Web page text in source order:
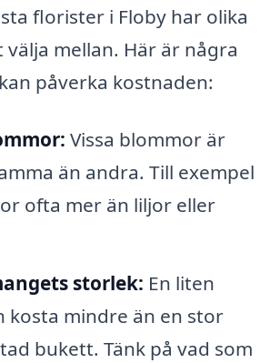
florister i Floby har olika
mellan. Här är några
påverka kostnaden:
Vissa blommor är
än andra. Till exempel
ofta mer än liljor eller
storlek: En liten
kosta mindre än en stor
bukett. Tänk på vad som